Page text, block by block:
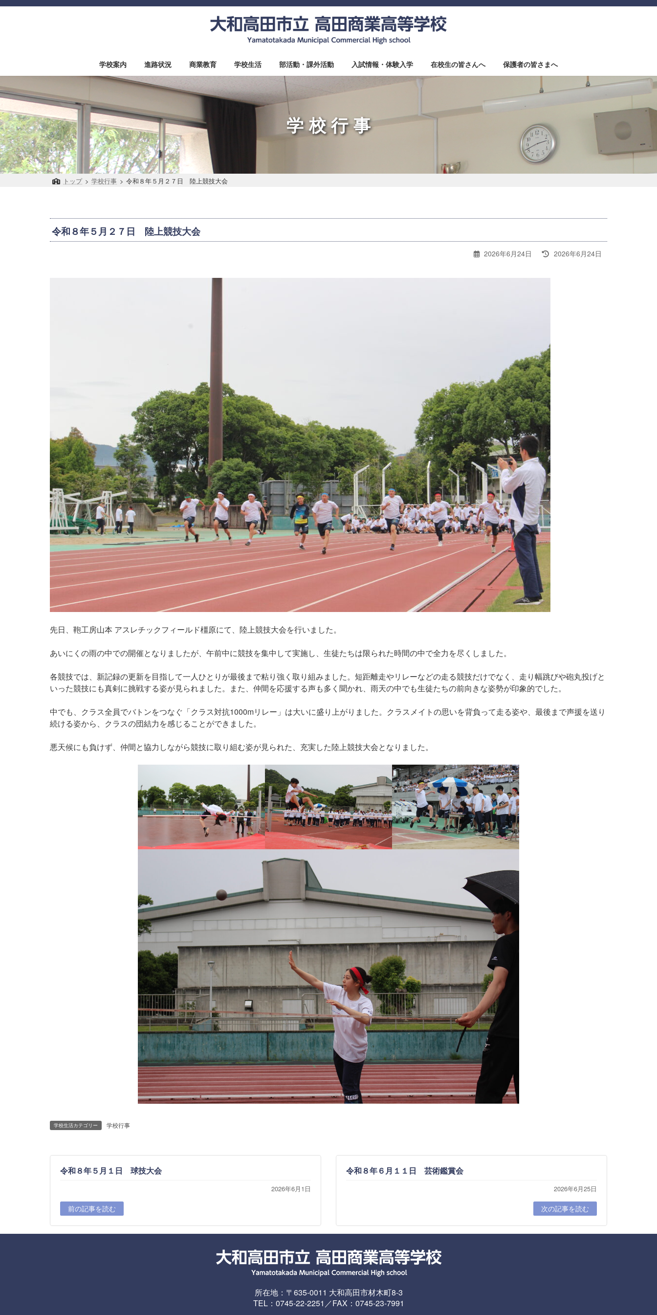
コ
ス
キ
ッ
プ
ナ
ン
に
移
動
学校案内 進路状況 商業教育 学校生活 部活動・課外活動 入試情報・体験入学 在校生の皆さんへ 保護者の皆さまへ
学校行事
トップ > 学校行事 > 令和８年５月２７日 陸上競技大会
令和８年５月２７日 陸上競技大会
2026年6月24日
最
2026年6月24日
先日、鞄工房山本 アスレチックフィールド橿原にて、陸上競技大会を行いました。
あいにくの雨の中での開催となりましたが、午前中に競技を集中して実施し、生徒たちは限られた時間の中で全力を尽くしました。
各競技では、新記録の更新を目指して一人ひとりが最後まで粘り強く取り組みました。短距離走やリレーなどの走る競技だけでなく、走り幅跳びや砲丸投げと
いった競技にも真剣に挑戦する姿が見られました。また、仲間を応援する声も多く聞かれ、雨天の中でも生徒たちの前向きな姿勢が印象的でした。
中でも、クラス全員でバトンをつなぐ「クラス対抗1000mリレー」は大いに盛り上がりました。クラスメイトの思いを背負って走る姿や、最後まで声援を送り
続ける姿から、クラスの団結力を感じることができました。
悪天候にも負けず、仲間と協力しながら競技に取り組む姿が見られた、充実した陸上競技大会となりました。
学校生活カテゴリー 学校行事
令和８年５月１日 球技大会
2026年6月1日
前の記事を読む
令和８年６月１１日 芸術鑑賞会
2026年6月25日
次の記事を読む
所在地：〒635-0011 大和高田市材木町8-3
TEL：0745-22-2251／FAX：0745-23-7991